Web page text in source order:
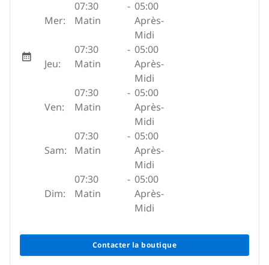
Mer:
07:30
Matin
- 05:00
Après-
Midi
Jeu:
07:30
Matin
- 05:00
Après-
Midi
Ven:
07:30
Matin
- 05:00
Après-
Midi
Sam:
07:30
Matin
- 05:00
Après-
Midi
Dim:
07:30
Matin
- 05:00
Après-
Midi
Contacter la boutique